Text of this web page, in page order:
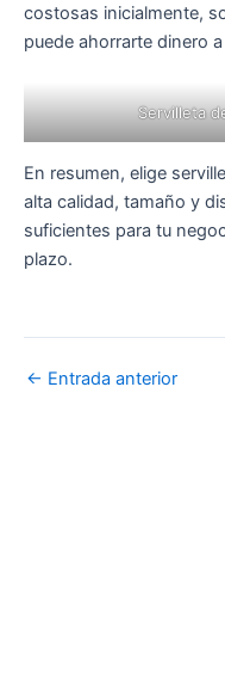
costosas inicialmente,
puede ahorrarte dinero
Servilleta
En resumen, elige
alta calidad, tamaño y
suficientes para tu
plazo.
← Entrada anterior